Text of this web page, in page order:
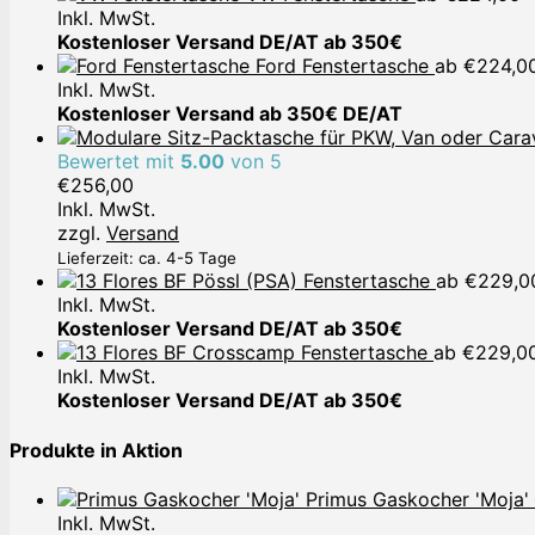
Inkl. MwSt.
Kostenloser Versand DE/AT ab 350€
Ford Fenstertasche ab €
Inkl. MwSt.
Kostenloser Versand ab 350€ DE/AT
Bewertet mit 5.00 von 5
€256,00
Inkl. MwSt.
zzgl. Versand
Lieferzeit: ca. 4-5 Tage
Pössl (PSA) Fenstertasche ab €
Inkl. MwSt.
Kostenloser Versand DE/AT ab 350€
Crosscamp Fenstertasche ab €
Inkl. MwSt.
Kostenloser Versand DE/AT ab 350€
Produkte in Aktion
Primus Gaskocher 'Moja'
Inkl. MwSt.